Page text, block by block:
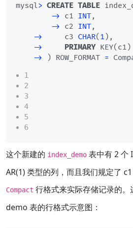
mysql> CREATE TABLE
-> c1 INT,
-> c2 INT,
->
     c3
CHAR( 1 ),
-> PRIMARY KEY(c1)
-> ) ROW_FORMAT =
1
2
3
4
5
6
这个新建的 index_demo 表中有 2 个
AR(1) 类型的列，而且我们规定了
Compact 行格式来实际存储记录的。
demo 表的行格式示意图：